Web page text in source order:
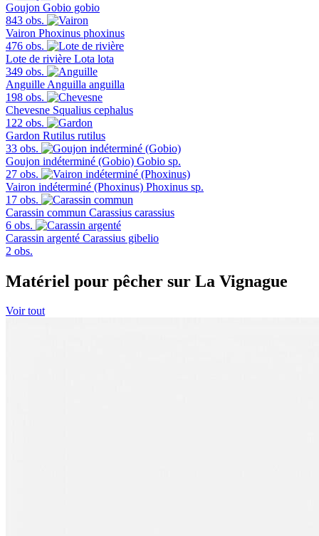
Goujon Gobio gobio
843 obs.
Vairon Phoxinus phoxinus
476 obs.
Lote de rivière Lota lota
349 obs.
Anguille Anguilla anguilla
198 obs.
Chevesne Squalius cephalus
122 obs.
Gardon Rutilus rutilus
33 obs.
Goujon indéterminé (Gobio) Gobio sp.
27 obs.
Vairon indéterminé (Phoxinus) Phoxinus sp.
17 obs.
Carassin commun Carassius carassius
6 obs.
Carassin argenté Carassius gibelio
2 obs.
Matériel pour pêcher sur La Vignague
Voir tout